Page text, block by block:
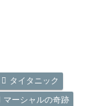
タイタニック
マーシャルの奇跡